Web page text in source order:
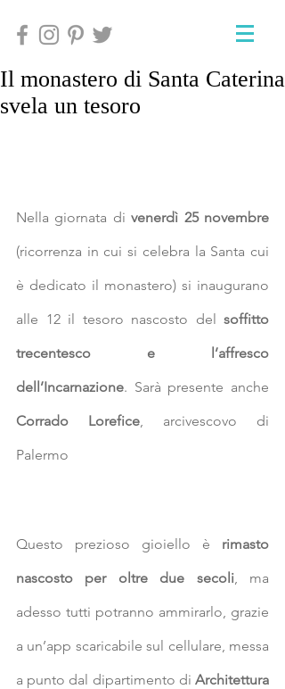
Il monastero di Santa Caterina
svela un tesoro
Nella giornata di venerdì 25 novembre
(ricorrenza in cui si celebra la Santa cui
è dedicato il monastero) si inaugurano
alle 12 il tesoro nascosto del soffitto
trecentesco e l’affresco
dell’Incarnazione
Corrado Lorefice, arcivescovo di
Palermo
Questo prezioso gioiello è rimasto
nascosto per oltre due secoli, ma
adesso tutti potranno ammirarlo, grazie
a un’app scaricabile sul cellulare, messa
a punto dal dipartimento di Architettura